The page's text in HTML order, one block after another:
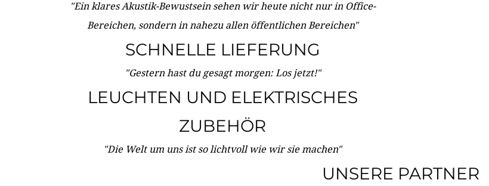
"Ein klares Akustik-Bewustsein sehen wir heute nicht nur in Office-
Bereichen, sondern in nahezu allen öffentlichen Bereichen"
SCHNELLE LIEFERUNG
"Gestern hast du gesagt morgen: Los jetzt!"
LEUCHTEN UND ELEKTRISCHES
ZUBEHÖR
"Die Welt um uns ist so lichtvoll wie wir sie machen"
UNSERE PARTNER